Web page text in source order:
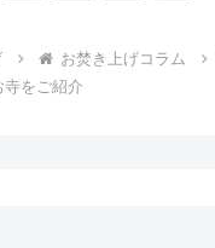
お焚き上げコラム
寺をご紹介